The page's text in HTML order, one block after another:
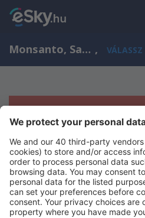
Monsanto, Santarém, Portugália ,
Sajnos semmilyen
szolgálhatunk.
Próbáld meg még egyszer más